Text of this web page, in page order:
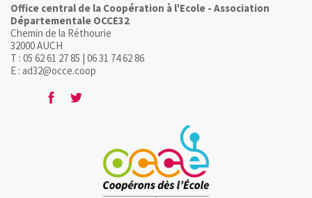
Office central de la Coopération à l'Ecole - Association
Départementale OCCE32
Chemin de la Réthourie
32000 AUCH
T : 05 62 61 27 85 | 06 31 74 62 86
E : ad32@occe.coop